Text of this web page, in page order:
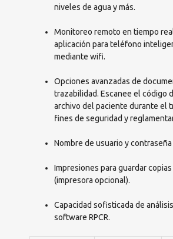
niveles de agua y más.
Monitoreo remoto en tiempo
aplicación para teléfono
mediante wifi.
Opciones avanzadas de
trazabilidad. Escanee el código
archivo del paciente durante el
fines de seguridad y
Nombre de usuario y
Impresiones para guardar
(impresora opcional).
Capacidad sofisticada de
software RPCR.